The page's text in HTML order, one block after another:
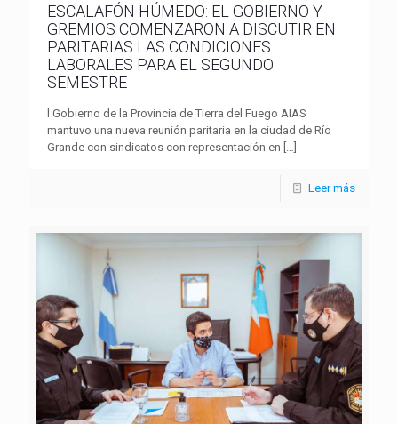
ESCALAFÓN HÚMEDO: EL GOBIERNO Y
GREMIOS COMENZARON A DISCUTIR EN
PARITARIAS LAS CONDICIONES
LABORALES PARA EL SEGUNDO
SEMESTRE
l Gobierno de la Provincia de Tierra del Fuego AIAS
mantuvo una nueva reunión paritaria en la ciudad de Río
Grande con sindicatos con representación en […]
Leer más